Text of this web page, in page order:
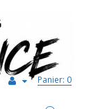
Panier: 0